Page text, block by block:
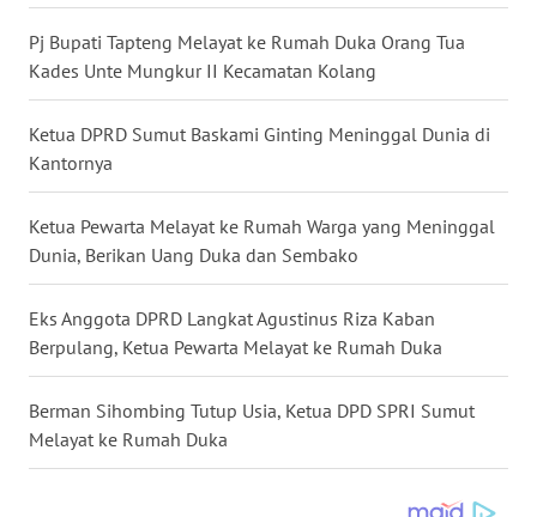
Pj Bupati Tapteng Melayat ke Rumah Duka Orang Tua
Kades Unte Mungkur II Kecamatan Kolang
Ketua DPRD Sumut Baskami Ginting Meninggal Dunia di
Kantornya
Ketua Pewarta Melayat ke Rumah Warga yang Meninggal
Dunia, Berikan Uang Duka dan Sembako
Eks Anggota DPRD Langkat Agustinus Riza Kaban
Berpulang, Ketua Pewarta Melayat ke Rumah Duka
Berman Sihombing Tutup Usia, Ketua DPD SPRI Sumut
Melayat ke Rumah Duka
GORONTALO
WN
SULUT
WN
MALUKU
WN
MALUT
WN
DANAU